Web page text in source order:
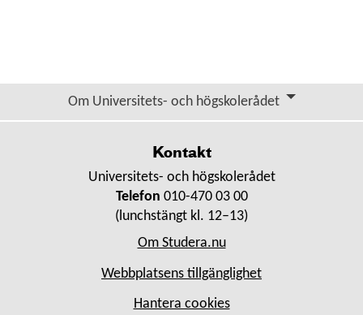
Om Universitets- och högskolerådet
Kontakt
Universitets- och högskolerådet
Telefon 010-470 03 00
(lunchstängt kl. 12–13)
Om Studera.nu
Webbplatsens tillgänglighet
Hantera cookies